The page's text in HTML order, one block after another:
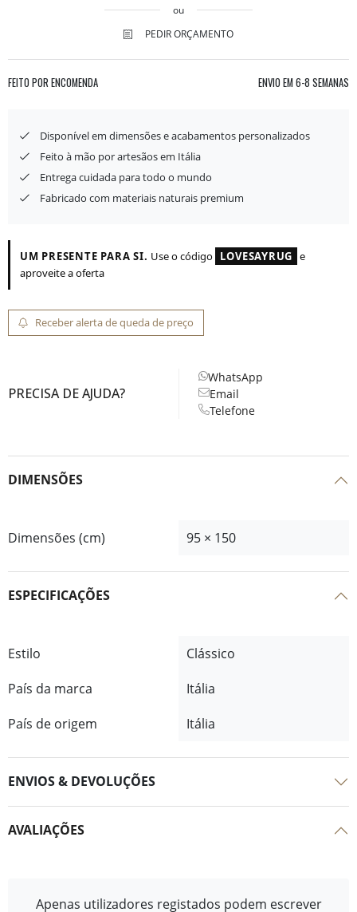
ou
PEDIR ORÇAMENTO
FEITO POR ENCOMENDA ENVIO EM 6-8 SEMANAS
Disponível em dimensões e acabamentos personalizados
Feito à mão por artesãos em Itália
Entrega cuidada para todo o mundo
Fabricado com materiais naturais premium
UM PRESENTE PARA SI. Use o código LOVESAYRUG e
aproveite a oferta
Receber alerta de queda de preço
PRECISA DE AJUDA?
WhatsApp
Email
Telefone
DIMENSÕES
Dimensões (cm) 95 × 150
ESPECIFICAÇÕES
Estilo
Clássico
País da marca
Itália
País de origem
Itália
ENVIOS & DEVOLUÇÕES
AVALIAÇÕES
Apenas utilizadores registados podem escrever